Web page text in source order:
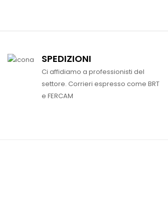
SPEDIZIONI
Ci affidiamo a professionisti del
settore. Corrieri espresso come BRT
e FERCAM